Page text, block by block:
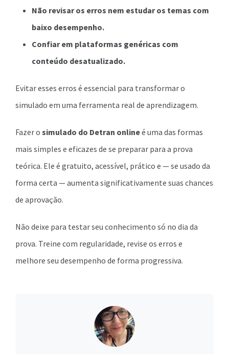
Não revisar os erros nem estudar os temas com
baixo desempenho.
Confiar em plataformas genéricas com
conteúdo desatualizado.
Evitar esses erros é essencial para transformar o
simulado em uma ferramenta real de aprendizagem.
Fazer o simulado do Detran onlineé uma das formas
mais simples e eficazes de se preparar para a prova
teórica. Ele é gratuito, acessível, prático e — se usado da
forma certa — aumenta significativamente suas chances
de aprovação.
Não deixe para testar seu conhecimento só no dia da
prova. Treine com regularidade, revise os erros e
melhore seu desempenho de forma progressiva.